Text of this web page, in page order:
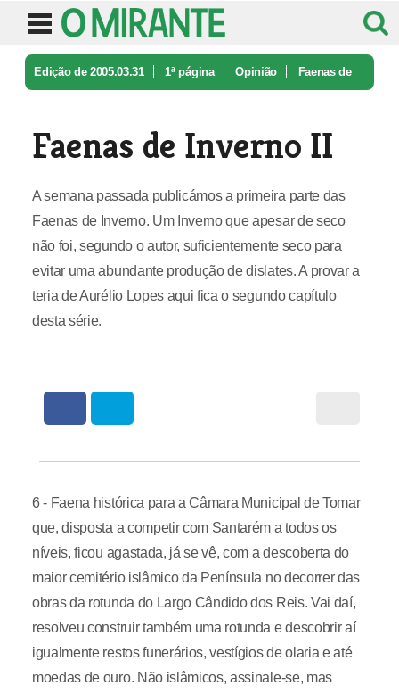
Edição de 2005.03.31 1ª página Opinião Faenas de
Faenas de Inverno II
A semana passada publicámos a primeira parte das
Faenas de Inverno. Um Inverno que apesar de seco
não foi, segundo o autor, suficientemente seco para
evitar uma abundante produção de dislates. A provar a
teria de Aurélio Lopes aqui fica o segundo capítulo
desta série.
6 - Faena histórica para a Câmara Municipal de Tomar
que, disposta a competir com Santarém a todos os
níveis, ficou agastada, já se vê, com a descoberta do
maior cemitério islâmico da Península no decorrer das
obras da rotunda do Largo Cândido dos Reis. Vai daí,
resolveu construir também uma rotunda e descobrir aí
igualmente restos funerários, vestígios de olaria e até
moedas de ouro. Não islâmicos, assinale-se, mas